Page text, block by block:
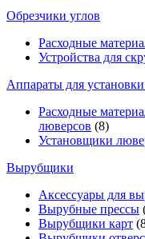
Обрезчики углов
Расходные
Устройства для
Аппараты для
Расходные
люверсов (8)
Установщики
Вырубщики
Аксессуары для
Вырубные прессы
Вырубщики карт